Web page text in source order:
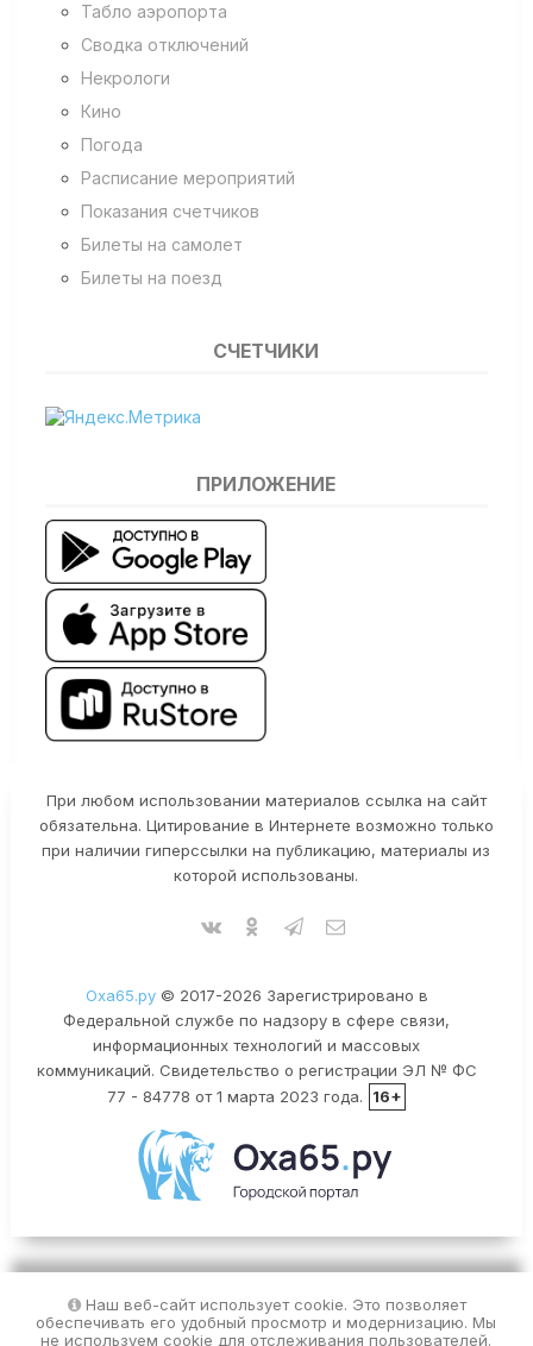
Табло аэропорта
Сводка отключений
Некрологи
Кино
Погода
Расписание мероприятий
Показания счетчиков
Билеты на самолет
Билеты на поезд
СЧЕТЧИКИ
ПРИЛОЖЕНИЕ
При любом использовании материалов ссылка на сайт
обязательна. Цитирование в Интернете возможно только
при наличии гиперссылки на публикацию, материалы из
которой использованы.
Оха65.ру© 2017-2026 Зарегистрировано в
Федеральной службе по надзору в сфере связи,
информационных технологий и массовых
коммуникаций. Свидетельство о регистрации ЭЛ № ФС
77 - 84778 от 1 марта 2023 года.
16+
Наш веб-сайт использует cookie. Это позволяет
обеспечивать его удобный просмотр и модернизацию. Мы
не используем cookie для отслеживания пользователей.